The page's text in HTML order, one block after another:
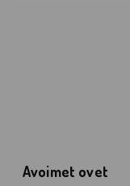
Avoimet ovet